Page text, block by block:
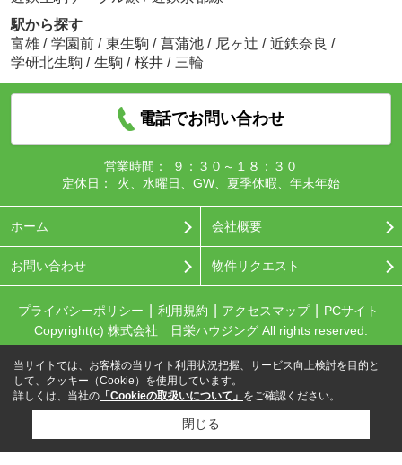
駅から探す
富雄 / 学園前 / 東生駒 / 菖蒲池 / 尼ヶ辻 / 近鉄奈良 /
学研北生駒 / 生駒 / 桜井 / 三輪
電話でお問い合わせ
営業時間：
９：３０～１８：３０
定休日：
火、水曜日、GW、夏季休暇、年末年始
ホーム 会社概要
お問い合わせ 物件リクエスト
プライバシーポリシー 利用規約 アクセスマップ
PCサイト
Copyright(c) 株式会社 日栄ハウジング All rights reserved.
当サイトでは、お客様の当サイト利用状況把握、サービス向上検討を目的と
して、クッキー（Cookie）を使用しています。
詳しくは、当社の 「Cookieの取扱いについて」 をご確認ください。
閉じる